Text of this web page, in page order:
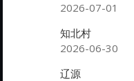
2026-07-01
知北村
2026-06-30
辽源